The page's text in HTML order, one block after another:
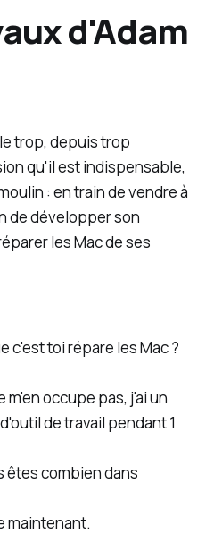
d'Adam
trop, depuis trop
qu'il est indispensable,
: en train de vendre à
de développer son
les Mac de ses
c'est toi répare les Mac ?
m'en occupe pas, j'ai un
de travail pendant 1
êtes combien dans
maintenant.